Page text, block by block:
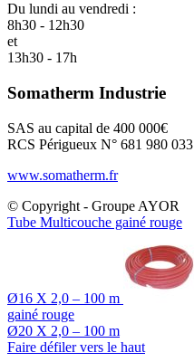
Du lundi au vendredi :
8h30 - 12h30
et
13h30 - 17h
Somatherm Industrie
SAS au capital de 400 000€
RCS Périgueux N° 681 980 033
www.somatherm.fr
© Copyright - Groupe AYOR
Tube Multicouche gainé rouge
Ø16 X 2,0 – 100 m
gainé rouge
Ø20 X 2,0 – 100 m
Faire défiler vers le haut